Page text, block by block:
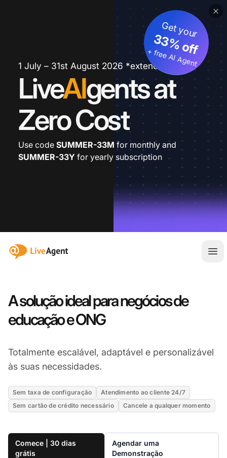
1 July – 31st August 2026 *extended
LiveAIgents at
Zero Cost
Get your
33% off
+ free AI Agent
Use code SUMMER-33M for monthly and
SUMMER-33Y for yearly subscription
:site.title
A solução ideal para negócios de
educação e ONG
Totalmente escalável, adaptável e personalizável
às suas necessidades.
Sem taxa de configuração
Atendimento ao cliente 24/7
Sem cartão de crédito necessário
Cancele a qualquer momento
Comece | 30 dias
grátis
Agendar uma
Demonstração